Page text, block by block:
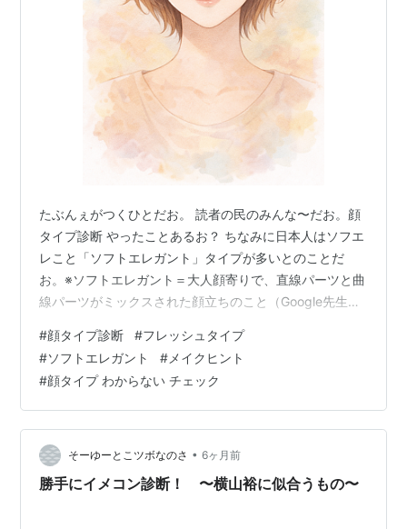
たぶんぇがつくひとだお。 読者の民のみんな〜だお。顔
タイプ診断 やったことあるお？ ちなみに日本人はソフエ
レこと「ソフトエレガント」タイプが多いとのことだ
お。※ソフトエレガント＝大人顔寄りで、直線パーツと曲
線パーツがミックスされた顔立ちのこと（Google先生よ
調べてみたお。 結果 ソフトエレガント 我にはわかる
お。この結果は間違いなく、間違いだお。我ちゃんのお
顔は絶対に違うお。そもそも質問が難しいお。我自身は
そう見えてても実はこういう顔の作りですお。的なこと
もあるかもしれんお。 チャッピーと診断してみたお🐻
① 顔の形は？ 横長寄りのベ…
#顔タイプ診断 #フレッシュタイプ
#ソフトエレガント # メイクヒント
#顔タイプ わからない チェック
そーゆーとこツボなのさ • 6ヶ月前
勝手にイメコン診断！ 〜横山裕に似合うもの〜